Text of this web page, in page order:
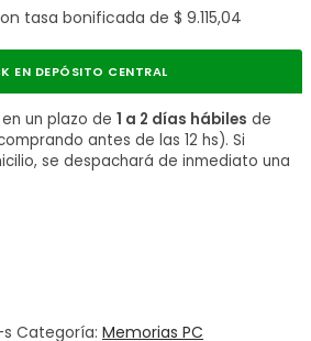
tasa bonificada de $ 9.115,04
EN DEPÓSITO CENTRAL
un plazo de 1 a 2 días hábiles de
antes de las 12 hs). Si
se despachará de inmediato una
Categoría: Memorias PC